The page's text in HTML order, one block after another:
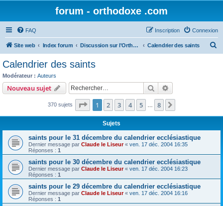
forum - orthodoxe .com
FAQ Connexion
Inscription
Site web Index forum Discussion sur l'Orthodoxie Calendrier des saints
c
Calendrier des saints
Modérateur : Auteurs
Nouveau sujet Rechercher
370 sujets Page 1sur8
1 2 3 4 5 8
Sujets
saints pour le 31 décembre du calendrier ecclésiastique
Dernier message par Claude le Liseur« ven. 17 déc. 2004 16:35
Réponses : 1
saints pour le 30 décembre du calendrier ecclésiastique
Dernier message par Claude le Liseur« ven. 17 déc. 2004 16:23
Réponses : 1
saints pour le 29 décembre du calendrier ecclésiastique
Dernier message par Claude le Liseur« ven. 17 déc. 2004 16:16
Réponses : 1